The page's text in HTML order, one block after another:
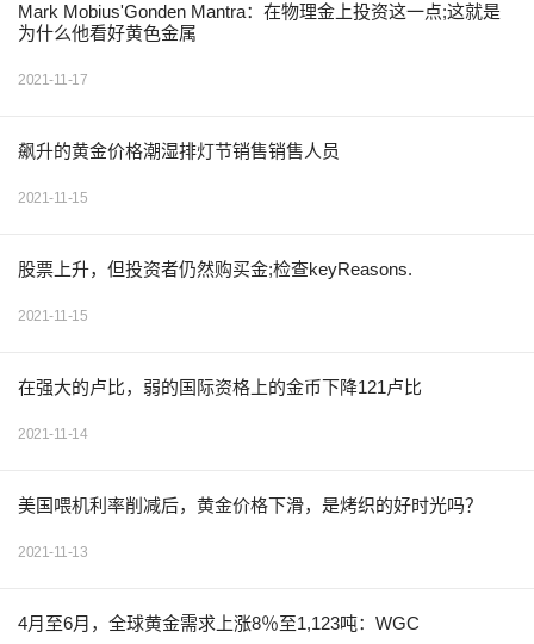
Mark Mobius'Gonden Mantra：在物理金上投资这一点;这就是
为什么他看好黄色金属
2021-11-17
飙升的黄金价格潮湿排灯节销售销售人员
2021-11-15
股票上升，但投资者仍然购买金;检查keyReasons.
2021-11-15
在强大的卢比，弱的国际资格上的金币下降121卢比
2021-11-14
美国喂机利率削减后，黄金价格下滑，是烤织的好时光吗？
2021-11-13
4月至6月，全球黄金需求上涨8％至1,123吨：WGC